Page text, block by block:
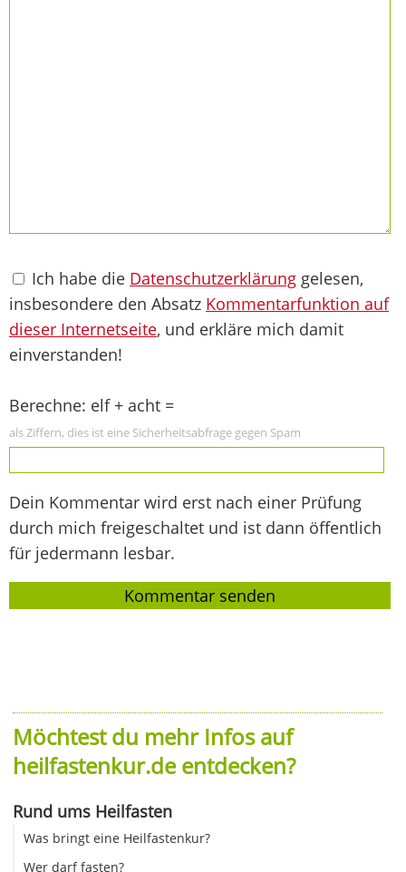
Ich habe die Datenschutzerklärung gelesen,
insbesondere den Absatz Kommentarfunktion auf
dieser Internetseite, und erkläre mich damit
einverstanden!
Berechne: elf + acht =
als Ziffern, dies ist eine Sicherheitsabfrage gegen Spam
Dein Kommentar wird erst nach einer Prüfung
durch mich freigeschaltet und ist dann öffentlich
für jedermann lesbar.
Möchtest du mehr Infos auf
heilfastenkur.de entdecken?
Rund ums Heilfasten
Was bringt eine Heilfastenkur?
Wer darf fasten?